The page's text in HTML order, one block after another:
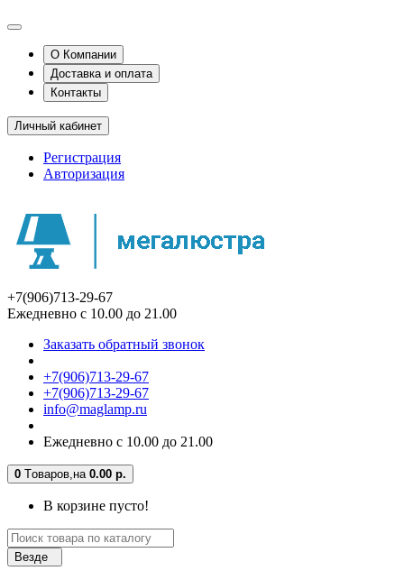
О Компании
Доставка и оплата
Контакты
Личный кабинет
Регистрация
Авторизация
+7(906)713-29-67
Ежедневно с 10.00 до 21.00
Заказать обратный звонок
+7(906)713-29-67
+7(906)713-29-67
info@maglamp.ru
Ежедневно с 10.00 до 21.00
0 Tоваров,на 0.00 р.
В корзине пусто!
Везде